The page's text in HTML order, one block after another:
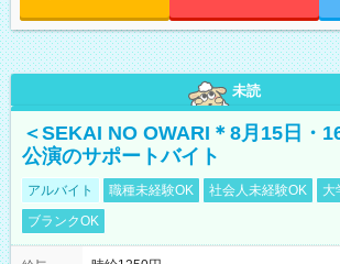
未読
＜SEKAI NO OWARI＊8月15日・
公演のサポートバイト
アルバイト 職種未経験OK 社会人未経験OK
大
ブランクOK